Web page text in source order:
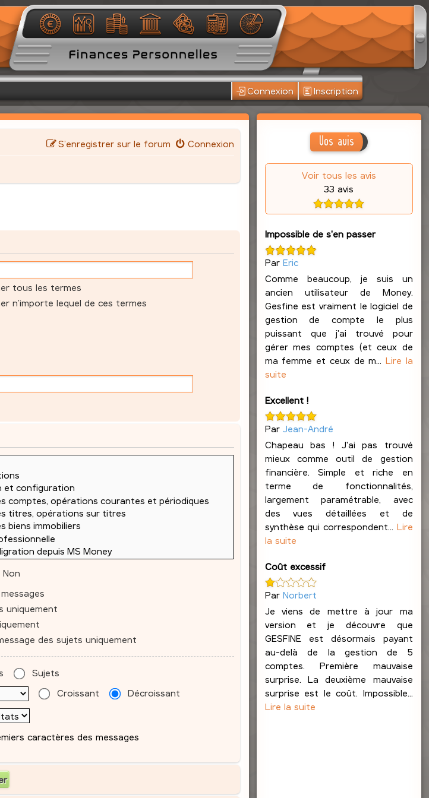
Connexion Inscription
Connexion
S’enregistrer sur le forum
tous les termes
n’importe lequel de ces termes
Non
uniquement
des sujets uniquement
Sujets
Croissant
Décroissant
caractères des messages
Vos avis
Voir tous les avis
33 avis
Impossible de s'en passer
Par Eric
Comme beaucoup, je suis un
ancien utilisateur de Money.
Gesfine est vraiment le logiciel de
gestion de compte le plus
puissant que j'ai trouvé pour
gérer mes comptes (et ceux de
ma femme et ceux de m... Lire la
suite
Excellent !
Par Jean-André
Chapeau bas ! J'ai pas trouvé
mieux comme outil de gestion
financière. Simple et riche en
terme de fonctionnalités,
largement paramétrable, avec
des vues détaillées et de
synthèse qui correspondent... Lire
la suite
Coût excessif
Par Norbert
Je viens de mettre à jour ma
version et je découvre que
GESFINE est désormais payant
au-delà de la gestion de 5
comptes. Première mauvaise
surprise. La deuxième mauvaise
surprise est le coût. Impossible...
Lire la suite